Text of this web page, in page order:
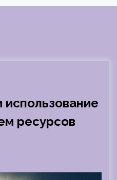
ресурсов